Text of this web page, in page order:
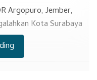
Argopuro, Jember,
Kota Surabaya